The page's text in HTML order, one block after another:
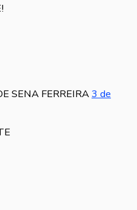
SENA FERREIRA3 de